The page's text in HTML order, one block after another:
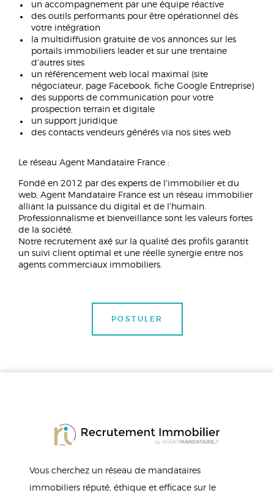
un accompagnement par une équipe réactive
des outils performants pour être opérationnel dès
votre intégration
la multidiffusion gratuite de vos annonces sur les
portails immobiliers leader et sur une trentaine
d'autres sites
un référencement web local maximal (site
négociateur, page Facebook, fiche Google Entreprise)
des supports de communication pour votre
prospection terrain et digitale
un support juridique
des contacts vendeurs générés via nos sites web
Le réseau Agent Mandataire France :
Fondé en 2012 par des experts de l'immobilier et du
web, Agent Mandataire France est un réseau immobilier
alliant la puissance du digital et de l'humain.
Professionnalisme et bienveillance sont les valeurs fortes
de la société.
Notre recrutement axé sur la qualité des profils garantit
un suivi client optimal et une réelle synergie entre nos
agents commerciaux immobiliers.
POSTULER
Vous cherchez un réseau de mandataires
immobiliers réputé, éthique et efficace sur le